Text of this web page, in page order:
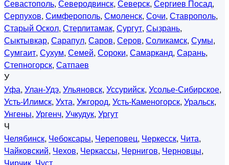
Севастополь, Северодвинск, Северск, Сергиев Посад,
Серпухов, Симферополь, Смоленск, Сочи, Ставрополь,
Старый Оскол, Стерлитамак, Сургут, Сызрань,
Сыктывкар, Сарапул, Саров, Серов, Соликамск, Сумы,
Сумгаит, Сухум, Семей, Сороки, Самарканд, Сарань,
Степногорск, Сатпаев
У
Уфа, Улан-Удэ, Ульяновск, Уссурийск, Усолье-Сибирское,
Усть-Илимск, Ухта, Ужгород, Усть-Каменогорск, Уральск,
Унгены, Ургенч, Учкудук, Ургут
Ч
Челябинск, Чебоксары, Череповец, Черкесск, Чита,
Чайковский, Чехов, Черкассы, Чернигов, Черновцы,